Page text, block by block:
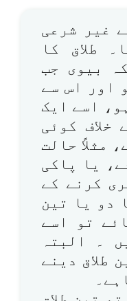
غیر شرعی
طلاق کا
بیوی جب
اور اس سے
اسے ایک
خلاف کوئی
مثلاً حالت
یا پاکی
کرنے کے
دو یا تین
تو اسے
۔ البتہ
طلاق دینے